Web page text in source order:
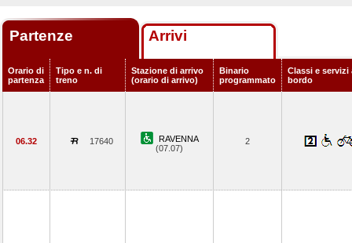
Partenze Arrivi
Orario di
partenza
Tipo e n. di
treno
Stazione di arrivo
(orario di arrivo)
Binario
programmato
Classi e servizi
bordo
06.32 17640
RAVENNA
(07.07)
2